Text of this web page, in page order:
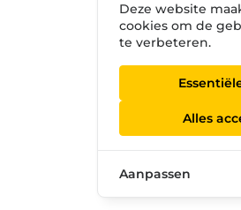
Deze website
cookies om de
te verbeteren.
Alles
Aanpassen